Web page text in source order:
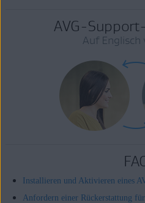
AVG-
Auf
Installieren und Aktivieren eines
Anfordern einer Rückerstattung